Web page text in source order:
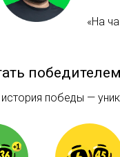
«На
победы —